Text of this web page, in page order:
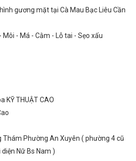
gương mặt tại Cà Mau Bạc Liêu Cần
Môi - Má - Cằm - Lỗ tai - Sẹo xấu
KỸ THUẬT CAO
Thám Phường An Xuyên ( phường 4 cũ
Nữ Bs Nam )